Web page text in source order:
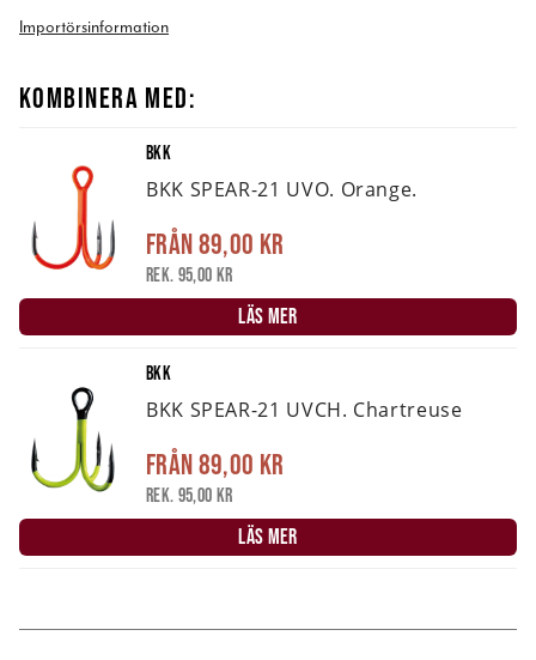
Importörsinformation
KOMBINERA MED:
BKK
BKK SPEAR-21 UVO. Orange.
Från89,00 kr
Rek. 95,00 kr
LÄS MER
BKK
BKK SPEAR-21 UVCH. Chartreuse
Från89,00 kr
Rek. 95,00 kr
LÄS MER